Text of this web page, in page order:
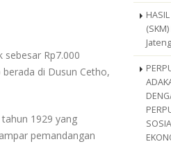
Rp7.000
di Dusun Cetho,
1929 yang
pemandangan